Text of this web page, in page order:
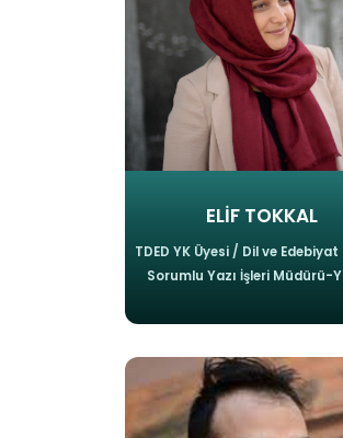
ELİF TOKKAL
TDED YK Üyesi / Dil ve
Sorumlu Yazı İşleri Müdürü-